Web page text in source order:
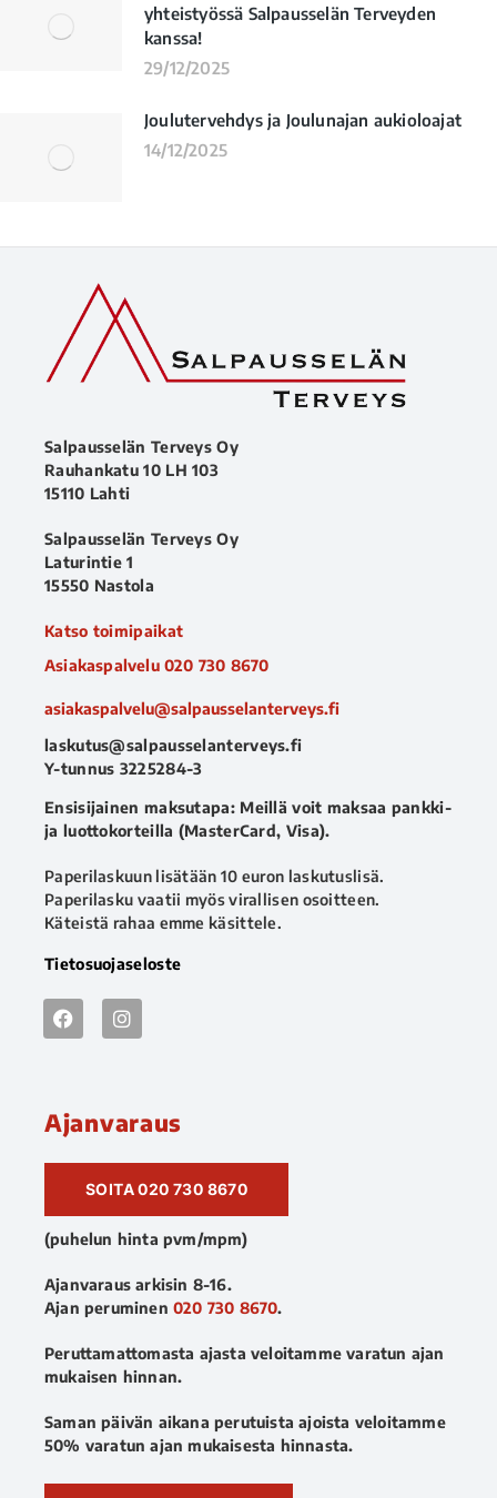
yhteistyössä Salpausselän Terveyden
kanssa!
29/12/2025
Joulutervehdys ja Joulunajan aukioloajat
14/12/2025
Salpausselän Terveys Oy
Rauhankatu 10 LH 103
15110 Lahti
Salpausselän Terveys Oy
Laturintie 1
15550 Nastola
Katso toimipaikat
Asiakaspalvelu 020 730 8670
asiakaspalvelu@salpausselanterveys.fi
laskutus@salpausselanterveys.fi
Y-tunnus 3225284-3
Ensisijainen maksutapa: Meillä voit maksaa pankki-
ja luottokorteilla (MasterCard, Visa).
Paperilaskuun lisätään 10 euron laskutuslisä.
Paperilasku vaatii myös virallisen osoitteen.
Käteistä rahaa emme käsittele.
Tietosuojaseloste
Ajanvaraus
SOITA 020 730 8670
(puhelun hinta pvm/mpm)
Ajanvaraus arkisin 8-16.
Ajan peruminen 020 730 8670.
Peruttamattomasta ajasta veloitamme varatun ajan
mukaisen hinnan.
Saman päivän aikana perutuista ajoista veloitamme
50% varatun ajan mukaisesta hinnasta.